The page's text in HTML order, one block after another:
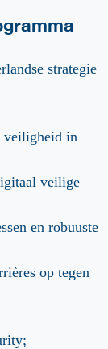
strategie
veiligheid in
veilige
en robuuste
op tegen